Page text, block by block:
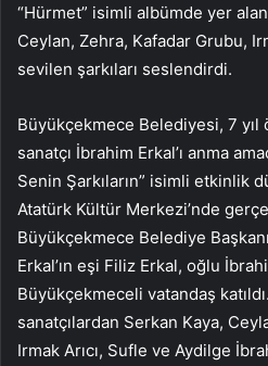
“Hürmet” isimli albümde yer
Ceylan, Zehra, Kafadar Grubu,
sevilen şarkıları seslendirdi.
Büyükçekmece Belediyesi, 7 yıl
sanatçı İbrahim Erkal’ı anma
Senin Şarkıların” isimli etkinlik
Atatürk Kültür Merkezi’nde
Büyükçekmece Belediye
Erkal’ın eşi Filiz Erkal, oğlu
Büyükçekmeceli vatandaş
sanatçılardan Serkan Kaya,
Irmak Arıcı, Sufle ve Aydilge